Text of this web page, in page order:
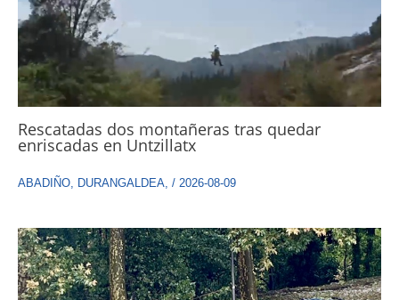
Rescatadas dos montañeras tras quedar
enriscadas en Untzillatx
ABADIÑO DURANGALDEA / 2026-08-09